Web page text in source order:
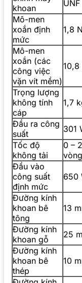
khoan
UNF
Mô-men
xoắn định
mức
1,8
Mô-men
xoắn (các
công việc
vặn vít mềm)
10,8
Trọng lượng
không tính
cáp
1,7
Đầu ra công
suất
301
Tốc độ
không tải
0 –
Đầu vào
công suất
định mức
650
Đường kính
khoan bê
tông
13
Đường kính
khoan gỗ
25
Đường kính
khoan bê
thép
10